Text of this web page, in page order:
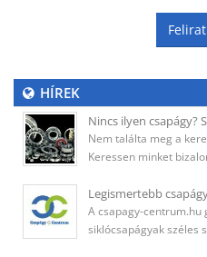
HÍREK
Nincs ilyen csapágy?
Nem találta meg a
Keressen minket
Legismertebb
A csapagy-centrum.hu
siklócsapágyak széles